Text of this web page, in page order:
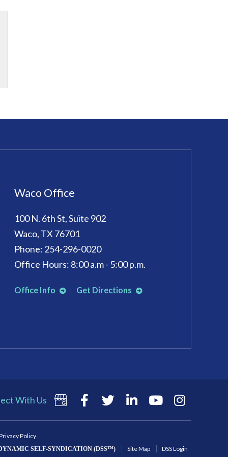
Waco Office
100 N. 6th St, Suite 902
Waco, TX 76701
Phone: 254-296-0020
Office Hours: 8:00 a.m - 5:00 p.m.
Office Info Get Directions
With Us
Policy
SELF-SYNDICATION (DSS™) Site Map DSS Login